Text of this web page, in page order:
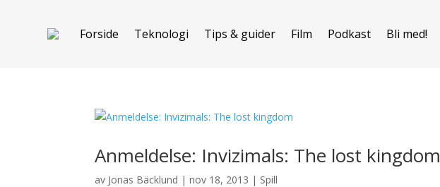
Forside Teknologi Tips & guider Film Podkast Bli med!
Anmeldelse: Invizimals: The lost kingdom
av Jonas Bäcklund |nov 18, 2013 | Spill